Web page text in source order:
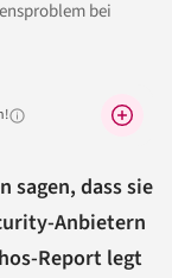
bei
Warum lohnt sich das?
sagen, dass sie
Anbietern
Report legt